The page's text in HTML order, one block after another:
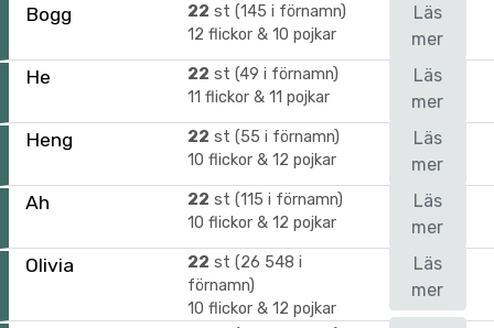
Bogg 22 st (145 i förnamn)
12 flickor & 10 pojkar
Läs
mer
He 22 st (49 i förnamn)
11 flickor & 11 pojkar
Läs
mer
Heng 22 st (55 i förnamn)
10 flickor & 12 pojkar
Läs
mer
Ah 22 st (115 i förnamn)
10 flickor & 12 pojkar
Läs
mer
Olivia 22 st (26 548 i
förnamn)
10 flickor & 12 pojkar
Läs
mer